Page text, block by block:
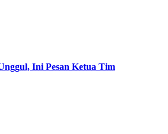
Ini Pesan Ketua Tim